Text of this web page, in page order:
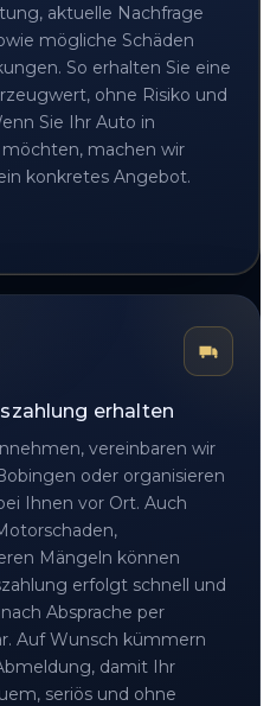
aktuelle Nachfrage
mögliche Schäden
So erhalten Sie eine
ohne Risiko und
Sie Ihr Auto in
machen wir
konkretes Angebot.
erhalten
vereinbaren wir
oder organisieren
Ihnen vor Ort. Auch
Mängeln können
erfolgt schnell und
Absprache per
Auf Wunsch kümmern
damit Ihr
seriös und ohne